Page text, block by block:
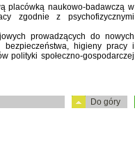
placówką naukowo-badawczą w
zgodnie z psychofizycznymi
prowadzących do nowych
higieny pracy i
polityki społeczno-gospodarczej
Do góry